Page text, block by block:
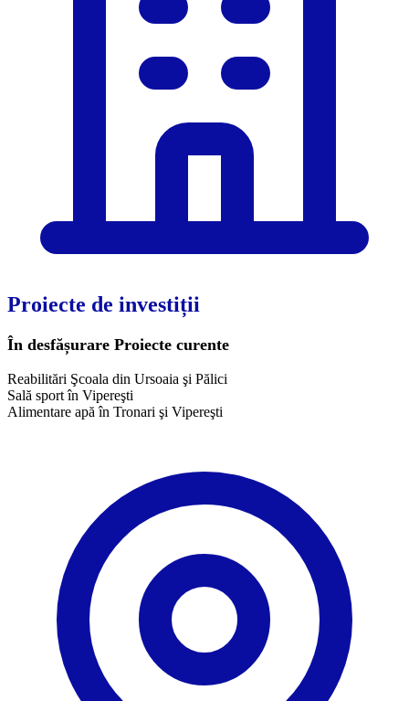
Proiecte de investiții
În desfășurare Proiecte curente
Reabilitări Şcoala din Ursoaia şi Pălici
Sală sport în Vipereşti
Alimentare apă în Tronari şi Vipereşti